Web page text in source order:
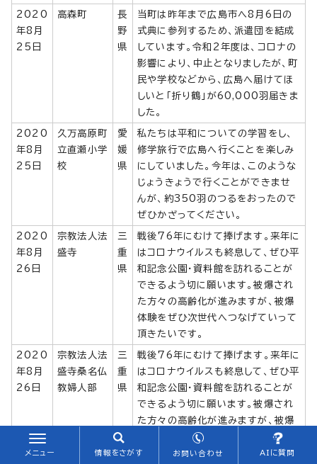
2020
年8月
25日
高森町
長
野
県
当町は昨年まで広島市へ8月6日の
式典に参列するため、派遣団を結成
しています。令和2年度は、コロナの
影響により、中止となりましたが、町
民や学校などから、広島へ届けてほ
しいと「折り鶴」が60,000羽届きま
した。
2020
年8月
25日
久万高原町
立直瀬小学
校
愛
媛
県
私たちは平和についての学習をし、
修学旅行で広島へ行くことを楽しみ
にしていました。今年は、このような
じょうきょうで行くことができませ
んが、約350羽のつるをおったので
ぜひかざってください。
2020
年8月
26日
宗教法人法
盛寺
三
重
県
戦後76年にむけて捧げます。来年に
はコロナウイルスも終息して、ぜひ平
和記念公園・資料館を訪れることが
できるよう切に願います。被爆され
た方々の高齢化が進みますが、被爆
体験をぜひ次世代へつなげていって
頂きたいです。
2020
年8月
26日
宗教法人法
盛寺桑名仏
教婦人部
三
重
県
戦後76年にむけて捧げます。来年に
はコロナウイルスも終息して、ぜひ平
和記念公園・資料館を訪れることが
できるよう切に願います。被爆され
た方々の高齢化が進みますが、被爆
体験をぜひ次世代へつなげていって
頂きたいです。
メニュー 情報をさがす お問い合わせ AIに質問